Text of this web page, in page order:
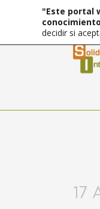
17
"Este portal
decidir si